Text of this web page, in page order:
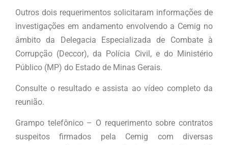
Outros dois requerimentos solicitaram informações de
investigações em andamento envolvendo a Cemig no
âmbito da Delegacia Especializada de Combate à
Corrupção (Deccor), da Polícia Civil, e do Ministério
Público (MP) do Estado de Minas Gerais.
Consulte o resultado e assista ao vídeo completo da
reunião.
Grampo telefônico – O requerimento sobre contratos
suspeitos firmados pela Cemig com diversas